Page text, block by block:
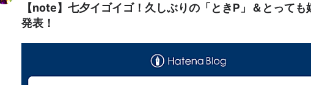
【note】七夕イゴイゴ！久しぶりの「ときP」＆とっても
発表！